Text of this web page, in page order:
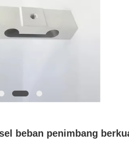
beban penimbang